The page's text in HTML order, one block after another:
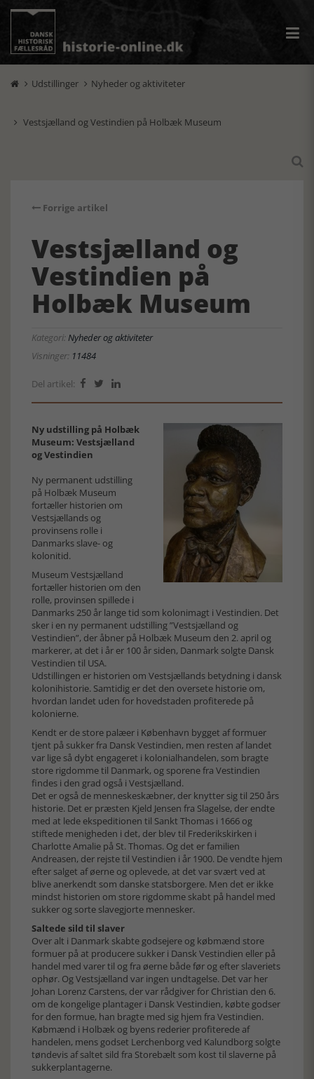
 Udstillinger  Nyheder og aktiviteter
 Vestsjælland og Vestindien på Holbæk Museum

Forrige artikel
Vestsjælland og
Vestindien på
Holbæk Museum
Kategori:Nyheder og aktiviteter
Visninger: 11484
Del artikel:   
Ny udstilling på Holbæk
Museum: Vestsjælland
og Vestindien
Ny permanent udstilling
på Holbæk Museum
fortæller historien om
Vestsjællands og
provinsens rolle i
Danmarks slave- og
kolonitid.
Museum Vestsjælland
fortæller historien om den
rolle, provinsen spillede i
Danmarks 250 år lange tid som kolonimagt i Vestindien. Det
sker i en ny permanent udstilling ”Vestsjælland og
Vestindien”, der åbner på Holbæk Museum den 2. april og
markerer, at det i år er 100 år siden, Danmark solgte Dansk
Vestindien til USA.
Udstillingen er historien om Vestsjællands betydning i dansk
kolonihistorie. Samtidig er det den oversete historie om,
hvordan landet uden for hovedstaden profiterede på
kolonierne.
Kendt er de store palæer i København bygget af formuer
tjent på sukker fra Dansk Vestindien, men resten af landet
var lige så dybt engageret i kolonialhandelen, som bragte
store rigdomme til Danmark, og sporene fra Vestindien
findes i den grad også i Vestsjælland.
Det er også de menneskeskæbner, der knytter sig til 250 års
historie. Det er præsten Kjeld Jensen fra Slagelse, der endte
med at lede ekspeditionen til Sankt Thomas i 1666 og
stiftede menigheden i det, der blev til Frederikskirken i
Charlotte Amalie på St. Thomas. Og det er familien
Andreasen, der rejste til Vestindien i år 1900. De vendte hjem
efter salget af øerne og oplevede, at det var svært ved at
blive anerkendt som danske statsborgere. Men det er ikke
mindst historien om store rigdomme skabt på handel med
sukker og sorte slavegjorte mennesker.
Saltede sild til slaver
Over alt i Danmark skabte godsejere og købmænd store
formuer på at producere sukker i Dansk Vestindien eller på
handel med varer til og fra øerne både før og efter slaveriets
ophør. Og Vestsjælland var ingen undtagelse. Det var her
Johan Lorenz Carstens, der var rådgiver for Christian den 6.
om de kongelige plantager i Dansk Vestindien, købte godser
for den formue, han bragte med sig hjem fra Vestindien.
Købmænd i Holbæk og byens rederier profiterede af
handelen, mens godset Lerchenborg ved Kalundborg solgte
tøndevis af saltet sild fra Storebælt som kost til slaverne på
sukkerplantagerne.